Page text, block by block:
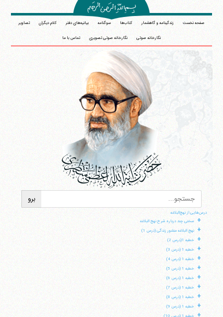
صفحه نخست زندگینامه و گاهشمار کتاب‌ها سوگنامه بیانیه‌های دفتر کلام دیگران تصاویر
نگارخانه صوتی نگارخانه صوتی تصویری تماس با ما
درس‌هایی از نهج‌البلاغه
+ سخنی چند درباره شرح نهج البلاغه
+ نهج البلاغه منشور زندگی (درس 1)
+ خطبه 1(درس 2)
+ خطبه 1 (درس 3)
+ خطبه 1 (درس 4)
+ خطبه 1 (درس 5)
+ خطبه 1 (درس 6)
+ خطبه 1 (درس 7)
+ خطبه 1 (درس 8)
+ خطبه 1 (درس 9)